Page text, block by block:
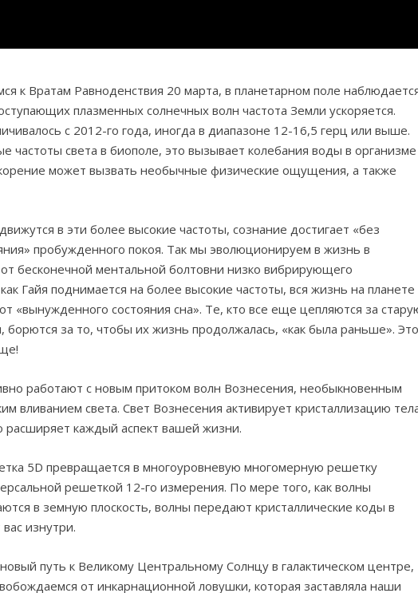
к Вратам Равноденствия 20 марта, в планетарном поле
плазменных солнечных волн частота Земли ускоряется.
с 2012-го года, иногда в диапазоне 12-16,5 герц или выше.
частоты света в биополе, это вызывает колебания воды в организме
может вызвать необычные физические ощущения, а также
в эти более высокие частоты, сознание достигает «без
пробужденного покоя. Так мы эволюционируем в жизнь в
бесконечной ментальной болтовни низко вибрирующего
Гайя поднимается на более высокие частоты, вся жизнь на планете
«вынужденного состояния сна». Те, кто все еще цепляются за
за то, чтобы их жизнь продолжалась, «как была раньше».
работают с новым притоком волн Вознесения, необыкновенным
вливанием света. Свет Вознесения активирует кристаллизацию
расширяет каждый аспект вашей жизни.
5D превращается в многоуровневую многомерную решетку
решеткой 12-го измерения. По мере того, как волны
в земную плоскость, волны передают кристаллические коды в
изнутри.
путь к Великому Центральному Солнцу в галактическом центре,
от инкарнационной ловушки, которая заставляла наши